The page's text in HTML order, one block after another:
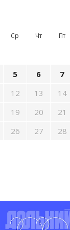
Ср Чт Пт
5 6 7
12 13 14
19 20 21
26 27 28